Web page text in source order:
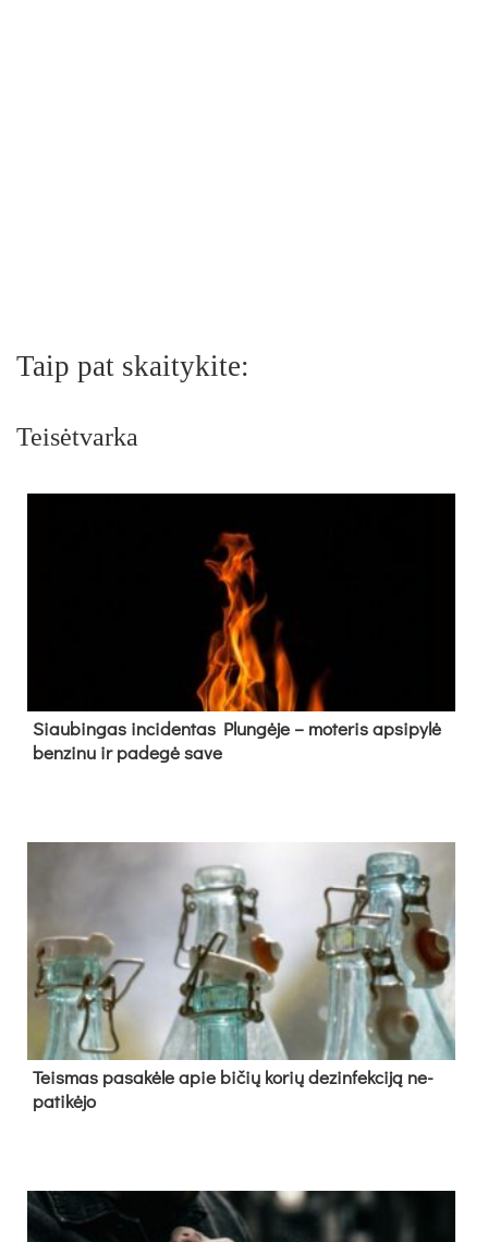
Taip pat skaitykite:
Teisėtvarka
Siau­bin­gas in­ci­den­tas Plun­gė­je – mo­te­ris ap­si­py­lė
ben­zi­nu ir pa­de­gė sa­ve
Teis­mas pa­sa­kė­le apie bi­čių ko­rių de­zin­fek­ci­ją ne­
pa­ti­kė­jo